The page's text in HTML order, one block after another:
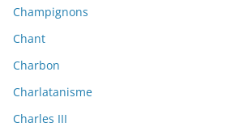
Champignons
Chant
Charbon
Charlatanisme
Charles III